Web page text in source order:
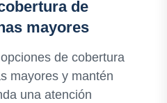
de
mayores
de cobertura
mayores y mantén
una atención